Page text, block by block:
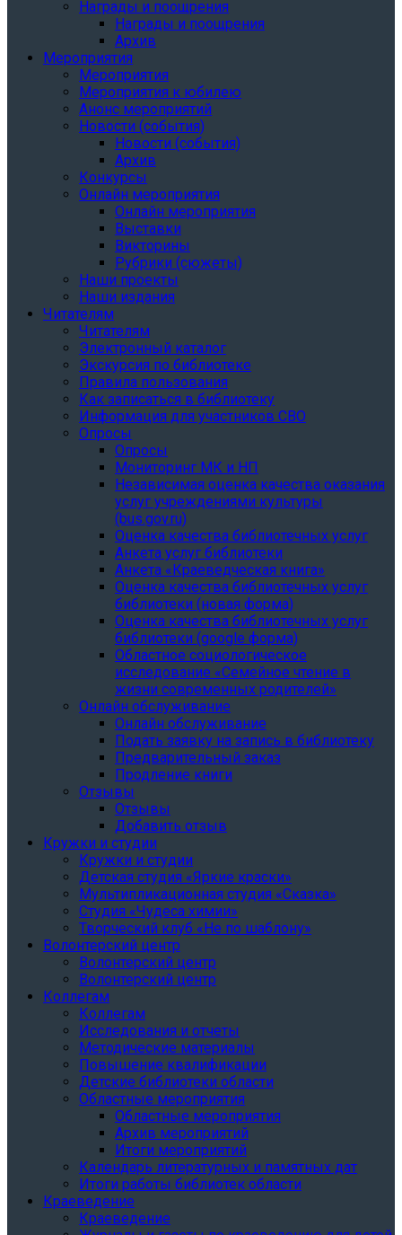
Награды и поощрения
Награды и поощрения
Архив
Мероприятия
Мероприятия
Мероприятия к юбилею
Анонс мероприятий
Новости (события)
Новости (события)
Архив
Конкурсы
Онлайн мероприятия
Онлайн мероприятия
Выставки
Викторины
Рубрики (сюжеты)
Наши проекты
Наши издания
Читателям
Читателям
Электронный каталог
Экскурсия по библиотеке
Правила пользования
Как записаться в библиотеку
Информация для участников СВО
Опросы
Опросы
Мониторинг МК и НП
Независимая оценка качества оказания
услуг учреждениями культуры
(bus.gov.ru)
Оценка качества библиотечных услуг
Анкета услуг библиотеки
Анкета «Краеведческая книга»
Oценка качества библиотечных услуг
библиотеки (новая форма)
Oценка качества библиотечных услуг
библиотеки (google форма)
Областное социологическое
исследование «Семейное чтение в
жизни современных родителей»
Онлайн обслуживание
Онлайн обслуживание
Подать заявку на запись в библиотеку
Предварительный заказ
Продление книги
Отзывы
Отзывы
Добавить отзыв
Кружки и студии
Кружки и студии
Детская студия «Яркие краски»
Мультипликационная студия «Сказка»
Студия «Чудеса химии»
Творческий клуб «Не по шаблону»
Волонтерский центр
Волонтерский центр
Волонтерский центр
Коллегам
Коллегам
Исследования и отчеты
Методические материалы
Повышение квалификации
Детские библиотеки области
Областные мероприятия
Областные мероприятия
Архив мероприятий
Итоги мероприятий
Календарь литературных и памятных дат
Итоги работы библиотек области
Краеведение
Краеведение